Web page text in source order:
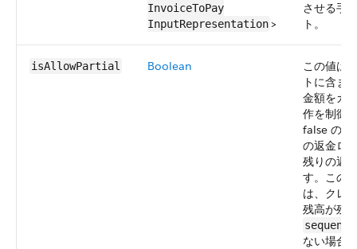
InvoiceToPay​
InputRepresentation>
させる手
ト。
isAllowPartial Boolean
この値は
トに含ま
金額をカ
作を制御
false の場
の返金ロ
残りの返
す。この
は、クレ
残高が残
ない場合